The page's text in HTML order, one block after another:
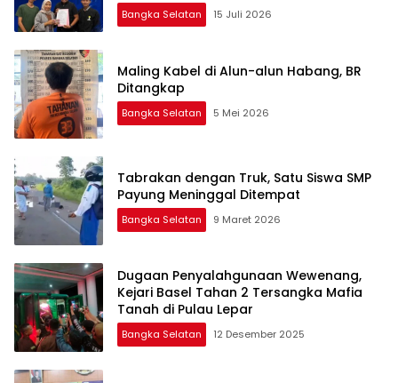
Bangka Selatan 15 Juli 2026
Maling Kabel di Alun-alun Habang, BR
Ditangkap
Bangka Selatan 5 Mei 2026
Tabrakan dengan Truk, Satu Siswa SMP
Payung Meninggal Ditempat
Bangka Selatan 9 Maret 2026
Dugaan Penyalahgunaan Wewenang,
Kejari Basel Tahan 2 Tersangka Mafia
Tanah di Pulau Lepar
Bangka Selatan 12 Desember 2025